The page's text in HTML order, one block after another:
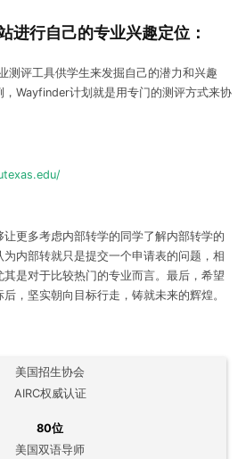
进行自己的专业兴趣定位：
测评工具供学生来发掘自己的潜力和兴趣
，Wayfinder计划就是用专门的测评方式来协
更多考虑内部转学的同学了解内部转学的
内部转就只是提交一个申请表的问题，相
是对于比较热门的专业而言。最后，希望
，坚实朝向目标行走，铸就未来的辉煌。
美国招生协会
AIRC权威认证
80位
美国双语导师